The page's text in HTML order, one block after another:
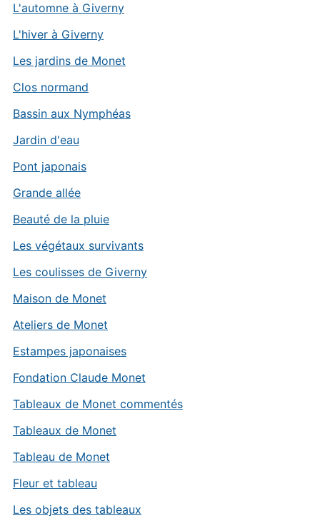
L'automne à Giverny
L'hiver à Giverny
Les jardins de Monet
Clos normand
Bassin aux Nymphéas
Jardin d'eau
Pont japonais
Grande allée
Beauté de la pluie
Les végétaux survivants
Les coulisses de Giverny
Maison de Monet
Ateliers de Monet
Estampes japonaises
Fondation Claude Monet
Tableaux de Monet commentés
Tableaux de Monet
Tableau de Monet
Fleur et tableau
Les objets des tableaux